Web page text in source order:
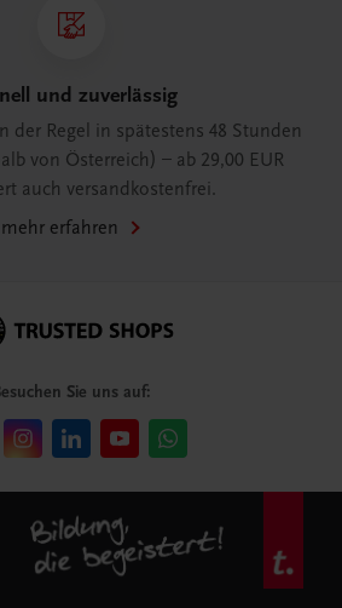
und zuverlässig
der Regel in spätestens 48 Stunden
von Österreich) – ab 29,00 EUR
auch versandkostenfrei.
mehr erfahren
Sie uns auf: